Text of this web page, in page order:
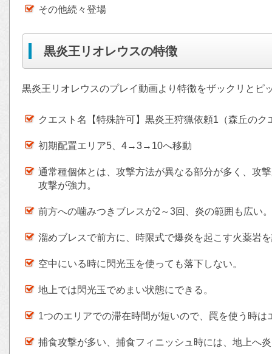
その他続々登場
黒炎王リオレウスの特徴
黒炎王リオレウスのプレイ動画より特徴をザックリとピ
クエスト名【特殊許可】黒炎王狩猟依頼1（森丘のク
初期配置エリア5、4→3→10へ移動
通常種個体とは、攻撃方法が異なる部分が多く、攻
攻撃が強力。
前方への噛みつきブレスが2～3回、炎の範囲も広い。
溜めブレスで前方に、時限式で爆炎を起こす火薬岩
空中にいる時に閃光玉を使っても落下しない。
地上では閃光玉でめまい状態にできる。
1つのエリアでの滞在時間が短いので、罠を使う時
捕食攻撃が多い、捕食フィニッシュ時には、地上へ